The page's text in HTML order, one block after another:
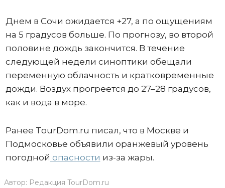
Днем в Сочи ожидается +27, а по ощущениям
на 5 градусов больше. По прогнозу, во второй
половине дождь закончится. В течение
следующей недели синоптики обещали
переменную облачность и кратковременные
дожди. Воздух прогреется до 27–28 градусов,
как и вода в море.
Ранее TourDom.ru писал, что в Москве и
Подмосковье объявили оранжевый уровень
погодной опасности из-за жары.
Автор: Редакция TourDom.ru